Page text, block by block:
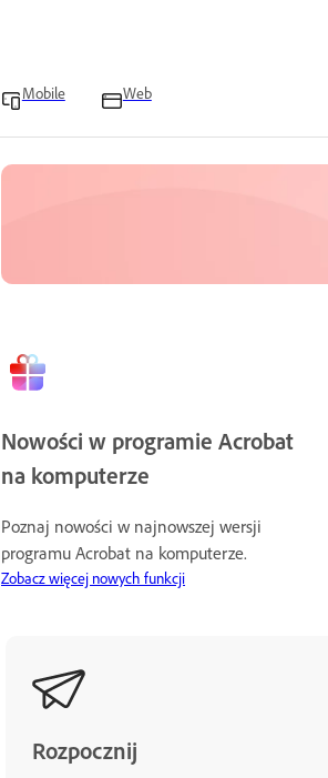
Mobile Web
Nowości w programie Acrobat
na komputerze
Poznaj nowości w najnowszej wersji
programu Acrobat na komputerze.
Zobacz więcej nowych funkcji
Rozpocznij